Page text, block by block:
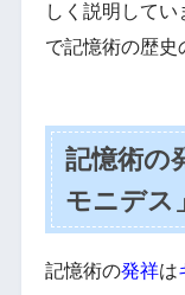
しく説明して
で記憶術の歴史
記憶術の
モニデス
記憶術の発祥は